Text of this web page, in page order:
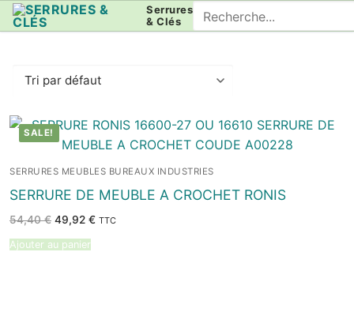
Aller
au
Serrures
& Clés
Rechercher
:
SALE!
SERRURES MEUBLES BUREAUX INDUSTRIES
SERRURE DE MEUBLE A CROCHET RONIS
54,40€ Le
prix
initial
était :
49,92 €Le
TTC
Ajouter au panier